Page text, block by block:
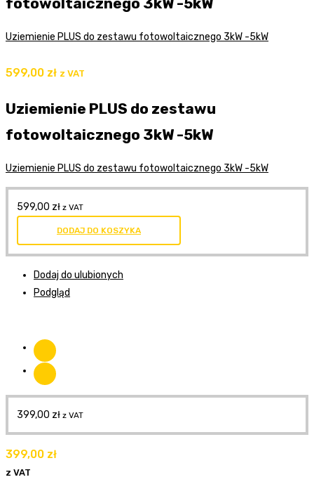
Uziemienie PLUS do zestawu fotowoltaicznego 3kW -5kW
599,00 zł z VAT
Uziemienie PLUS do zestawu
fotowoltaicznego 3kW -5kW
Uziemienie PLUS do zestawu fotowoltaicznego 3kW -5kW
599,00 zł z VAT
DODAJ DO KOSZYKA
Dodaj do ulubionych
Podgląd
399,00 zł z VAT
399,00 zł
z VAT